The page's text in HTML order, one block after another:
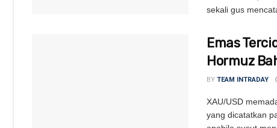
sekali gus
Emas
Hormuz
BY TEAM INTRADAY
XAU/USD
yang dicatatkan